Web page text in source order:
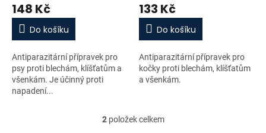
148 Kč
Do košíku
Antiparazitární přípravek pro
psy proti blechám, klíšťatům a
všenkám. Je účinný proti
napadení...
133 Kč
Do košíku
Antiparazitární přípravek pro
kočky proti blechám, klíšťatům
a všenkám.
O
2položek celkem